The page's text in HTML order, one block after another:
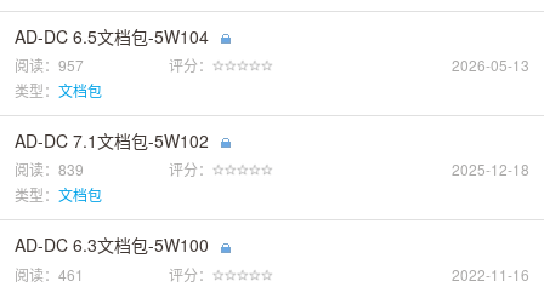
AD-DC 6.5文档包-5W104
阅读：957 评分：
2026-05-13
类型： 文档包
AD-DC 7.1文档包-5W102
阅读：839 评分：
2025-12-18
类型： 文档包
AD-DC 6.3文档包-5W100
阅读：461 评分：
2022-11-16